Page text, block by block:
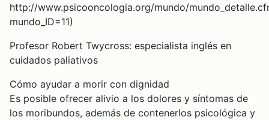
http://www.psicooncologia.org/mundo/
mundo_ID=11)
Profesor Robert Twycross: especialista inglés en
cuidados paliativos
Cómo ayudar a morir con dignidad
Es posible ofrecer alivio a los dolores y síntomas de
los moribundos, además de contenerlos psicológica y